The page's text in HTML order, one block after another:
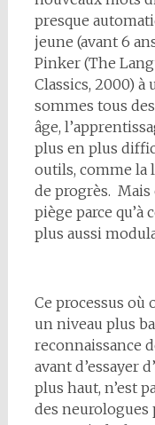
presque
jeune (avant 6
Pinker (The
Classics, 2000) à
sommes tous
âge,
plus en plus
outils, comme la
de progrès. Mais
piège parce qu’à
plus aussi
Ce processus où
un niveau plus
reconnaissance
avant d’essayer
plus haut, n’est
des neurologues